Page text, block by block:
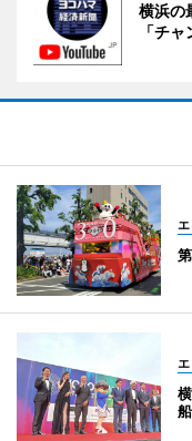
横浜の
「チ